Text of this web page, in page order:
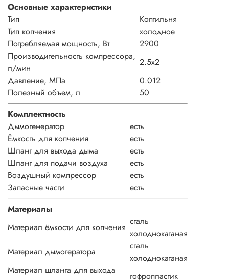
Основные характеристики
Тип
Коптильня
Тип копчения
холодное
Потребляемая мощность, Вт
2900
Производительность компрессора,
л/мин
2.5х2
Давление, МПа
0.012
Полезный объем, л
50
Комплектность
Дымогенератор
есть
Ёмкость для копчения
есть
Шланг для выхода дыма
есть
Шланг для подачи воздуха
есть
Воздушный компрессор
есть
Запасные части
есть
Материалы
Материал ёмкости для копчения
сталь
холоднокатаная
Материал дымогератора
сталь
холоднокатаная
Материал шланга для выхода
гофропластик